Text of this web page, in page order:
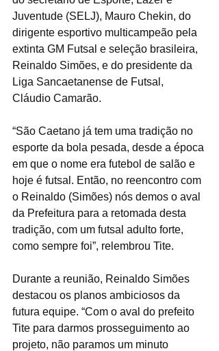
Juventude (SELJ), Mauro Chekin, do
dirigente esportivo multicampeão pela
extinta GM Futsal e seleção brasileira,
Reinaldo Simões, e do presidente da
Liga Sancaetanense de Futsal,
Cláudio Camarão.
“São Caetano já tem uma tradição no
esporte da bola pesada, desde a época
em que o nome era futebol de salão e
hoje é futsal. Então, no reencontro com
o Reinaldo (Simões) nós demos o aval
da Prefeitura para a retomada desta
tradição, com um futsal adulto forte,
como sempre foi”, relembrou Tite.
Durante a reunião, Reinaldo Simões
destacou os planos ambiciosos da
futura equipe. “Com o aval do prefeito
Tite para darmos prosseguimento ao
projeto, não paramos um minuto